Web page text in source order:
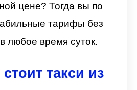
цене? Тогда вы по
тарифы без
любое время суток.
такси из